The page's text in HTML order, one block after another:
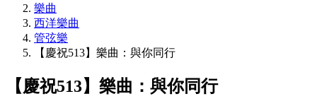
樂曲
西洋樂曲
管弦樂
【慶祝513】樂曲：與你同行
【慶祝513】樂曲：與你同行